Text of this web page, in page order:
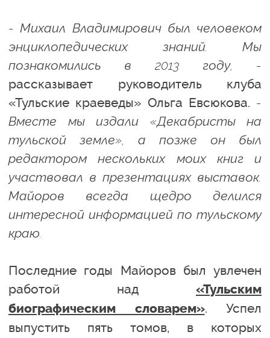
- Михаил Владимирович был человеком
энциклопедических знаний. Мы
познакомились в 2013 году, -
рассказывает руководитель клуба
«Тульские краеведы» Ольга Евсюкова. -
Вместе мы издали «Декабристы на
тульской земле», а позже он был
редактором нескольких моих книг и
участвовал в презентациях выставок.
Майоров всегда щедро делился
интересной информацией по тульскому
краю.
Последние годы Майоров был увлечен
работой над «Тульским
биографическим словарем». Успел
выпустить пять томов, в которых